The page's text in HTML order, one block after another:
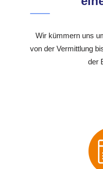
Wir kümmern uns
von der Vermittlung
der